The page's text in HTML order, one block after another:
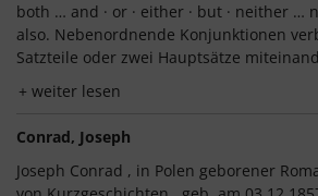
both … and · or · either · but · neither …
also. Nebenordnende Konjunktionen
Satzteile oder zwei Hauptsätze
weiter lesen
Conrad, Joseph
Joseph Conrad , in Polen geborener